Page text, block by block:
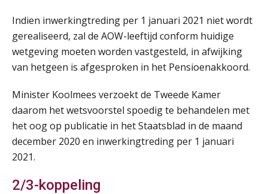
Indien inwerkingtreding per 1 januari 2021 niet wordt
gerealiseerd, zal de AOW-leeftijd conform huidige
wetgeving moeten worden vastgesteld, in afwijking
van hetgeen is afgesproken in het Pensioenakkoord.
Minister Koolmees verzoekt de Tweede Kamer
daarom het wetsvoorstel spoedig te behandelen met
het oog op publicatie in het Staatsblad in de maand
december 2020 en inwerkingtreding per 1 januari
2021.
2/3-koppeling
11
Practical Diploma in Payroll Administration (PDL®)
14
AUG
HBO Programma Manager Payroll Services & Benefits
Markus Verbeek Praehep
AUG
Markus Verbeek Praehep